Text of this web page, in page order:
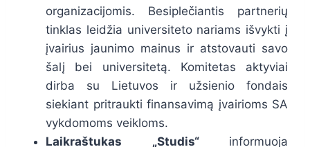
organizacijomis. Besiplečiantis partnerių
tinklas leidžia universiteto nariams išvykti į
įvairius jaunimo mainus ir atstovauti savo
šalį bei universitetą. Komitetas aktyviai
dirba su Lietuvos ir užsienio fondais
siekiant pritraukti finansavimą įvairioms SA
vykdomoms veikloms.
Laikraštukas „Studis“ informuoja